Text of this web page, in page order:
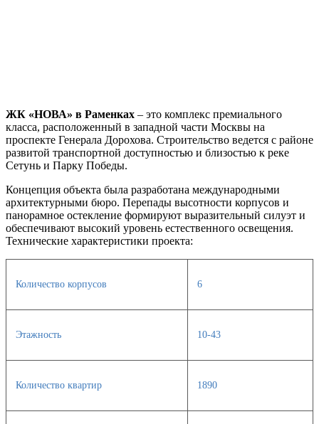
ЖК «НОВА» в Раменках – это комплекс премиального
класса, расположенный в западной части Москвы на
проспекте Генерала Дорохова. Строительство ведется с районе
развитой транспортной доступностью и близостью к реке
Сетунь и Парку Победы.
Концепция объекта была разработана международными
архитектурными бюро. Перепады высотности корпусов и
панорамное остекление формируют выразительный силуэт и
обеспечивают высокий уровень естественного освещения.
Технические характеристики проекта:
Количество корпусов 6
Этажность 10-43
Количество квартир 1890